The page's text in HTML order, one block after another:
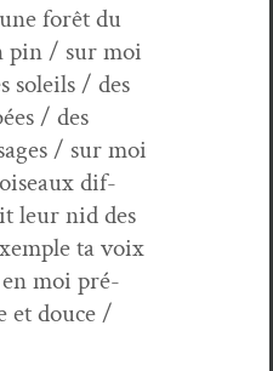
forêt du
pin / sur moi
soleils / des
/ des
/ sur moi
dif­
leur nid des
ta voix
moi pré­
et douce /